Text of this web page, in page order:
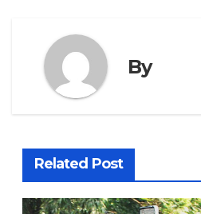
By
Related Post